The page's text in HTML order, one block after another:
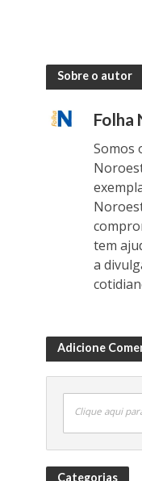
Sobre o autor
Folha
Somos
tem
a
Adicione
Clique aqui
Categorias